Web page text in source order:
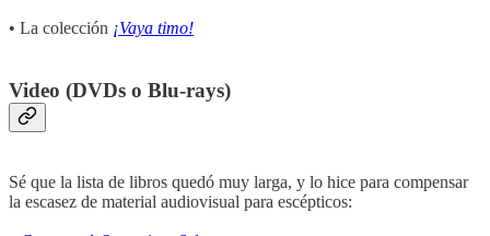
• La colección ¡Vaya timo!
Video (DVDs o Blu-rays)
Sé que la lista de libros quedó muy larga, y lo hice para compensar
la escasez de material audiovisual para escépticos: